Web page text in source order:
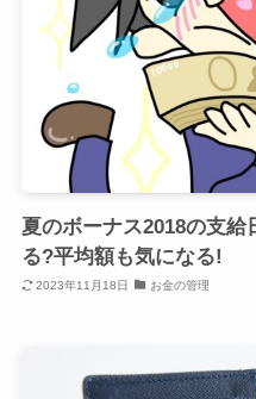
夏のボーナス2018の支
る?平均額も気になる!
2023年11月18日 お金の管理